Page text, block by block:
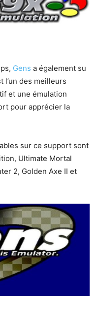
Gens a également su
l’un des meilleurs
et une émulation
pour apprécier la
sur ce support sont
Ultimate Mortal
2, Golden Axe II et